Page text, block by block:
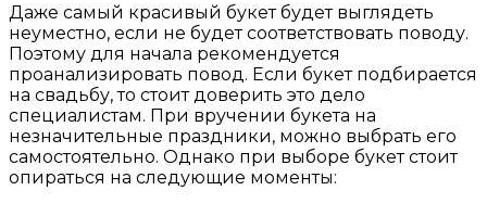
Даже самый красивый букет будет выглядеть
неуместно, если не будет соответствовать поводу.
Поэтому для начала рекомендуется
проанализировать повод. Если букет подбирается
на свадьбу, то стоит доверить это дело
специалистам. При вручении букета на
незначительные праздники, можно выбрать его
самостоятельно. Однако при выборе букет стоит
опираться на следующие моменты: